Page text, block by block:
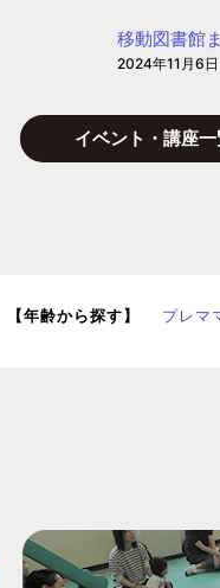
移動図書館
2024年11月6日
イベント・講座
【年齢から探す】 プレマ